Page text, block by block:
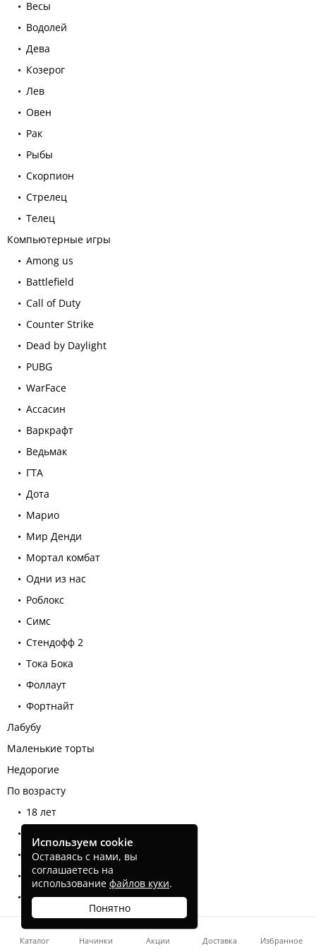
Весы
Водолей
Дева
Козерог
Лев
Овен
Рак
Рыбы
Скорпион
Стрелец
Телец
Компьютерные игры
Among us
Battlefield
Call of Duty
Counter Strike
Dead by Daylight
PUBG
WarFace
Ассасин
Варкрафт
Ведьмак
ГТА
Дота
Марио
Мир Денди
Мортал комбат
Одни из нас
Роблокс
Симс
Стендофф 2
Тока Бока
Фоллаут
Фортнайт
Лабубу
Маленькие торты
Недорогие
По возрасту
18 лет
20 лет
21 год
22 года
23 года
24 года
Каталог Начинки Акции Доставка Избранное
Используем cookie
Оставаясь с нами, вы
соглашаетесь на
использование файлов куки.
Понятно